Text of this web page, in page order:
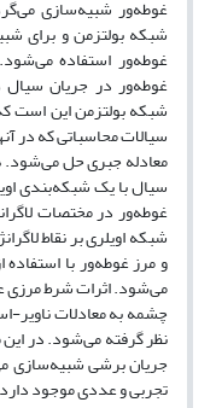
غوطه‌ور شبیه‌سازی
شبکه بولتزمن و برای
غوطه‌ور استفاده
غوطه‌ور در جریان
شبکه بولتزمن این است
سیالات محاسباتی که در
معادله جبری حل
سیال با یک شبکه‌بندی
غوطه‌‌ور در مختصات
شبکه اویلری بر نقاط
و مرز غوطه‌ور با
می‌شود. اثرات شرط مرزی
چشمه به معادلات ناویر-
نظر گرفته می‌شود. در
جریان برشی شبیه‌سازی
تجربی و عددی موجود